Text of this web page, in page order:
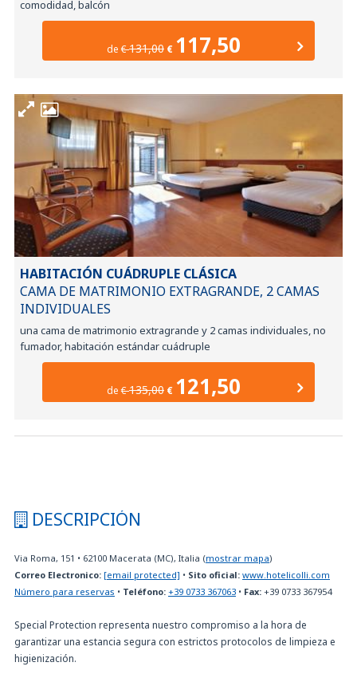
comodidad, balcón
de€131,00 € 117,50
HABITACIÓN CUÁDRUPLE CLÁSICA
CAMA DE MATRIMONIO EXTRAGRANDE, 2 CAMAS
INDIVIDUALES
una cama de matrimonio extragrande y 2 camas individuales, no
fumador, habitación estándar cuádruple
de€135,00 € 121,50
DESCRIPCIÓN
Via Roma, 151 • 62100 Macerata (MC), Italia (mostrar mapa)
Correo Electronico: [email protected] • Sito oficial: www.hotelicolli.com
Número para reservas • Teléfono: +39 0733 367063 • Fax: +39 0733 367954
Special Protection representa nuestro compromiso a la hora de
garantizar una estancia segura con estrictos protocolos de limpieza e
higienización.